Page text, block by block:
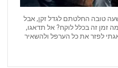
טובה החלטתם לגדל זקן, אבל
זמן זה בכלל לוקח? אל תדאגו,
לפזר את כל הערפל ולהשאיר